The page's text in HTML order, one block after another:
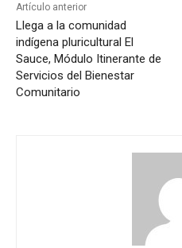
Artículo anterior
Llega a la comunidad
indígena pluricultural El
Sauce, Módulo Itinerante de
Servicios del Bienestar
Comunitario